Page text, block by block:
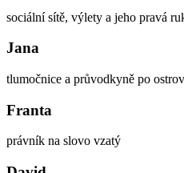
sociální sítě, výlety a jeho pravá
Jana
tlumočnice a průvodkyně po
Franta
právník na slovo vzatý